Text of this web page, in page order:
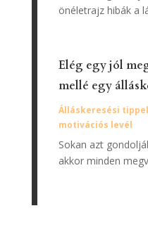
mellé egy
Álláskeresési
Sokan azt